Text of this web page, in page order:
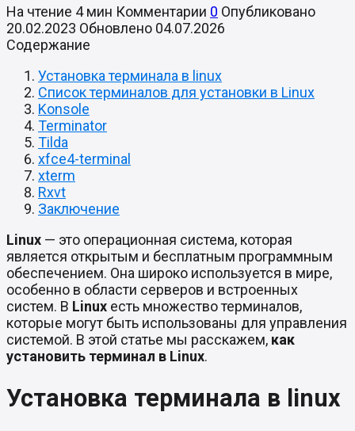
На чтение 4 мин Комментарии 0 Опубликовано
20.02.2023 Обновлено 04.07.2026
Содержание
Установка терминала в linux
Список терминалов для установки в Linux
Konsole
Terminator
Tilda
xfce4-terminal
xterm
Rxvt
Заключение
Linux — это операционная система, которая
является открытым и бесплатным программным
обеспечением. Она широко используется в мире,
особенно в области серверов и встроенных
систем. В Linux есть множество терминалов,
которые могут быть использованы для управления
системой. В этой статье мы расскажем, как
установить терминал в Linux.
Установка терминала в linux